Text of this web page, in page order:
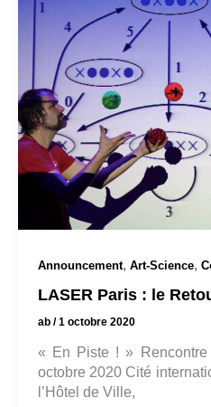
Announcement, Art-Science,
LASER Paris : le
ab /1 octobre 2020
« En Piste ! »
octobre 2020 Cité
l’Hôtel de Ville,